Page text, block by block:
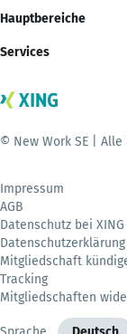
Hauptbereiche
Services
© New Work SE |
Impressum
AGB
Datenschutz bei XING
Datenschutzerklärung
Mitgliedschaft
Tracking
Mitgliedschaften